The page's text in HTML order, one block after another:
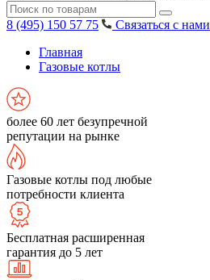
8 (495) 150 57 75
Связаться с нами
Главная
Газовые котлы
более 60 лет безупречной
репутации на рынке
Газовые котлы под любые
потребности клиента
Бесплатная расширенная
гарантия до 5 лет